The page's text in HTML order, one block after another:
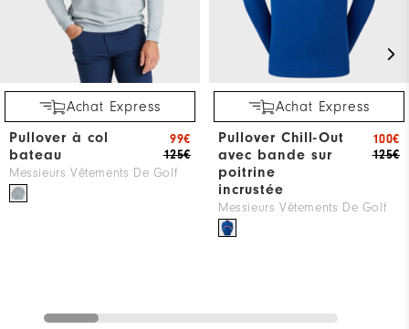
Achat Express
Pullover à col
bateau
Messieurs Vêtements De Golf
125€
99€
Achat Express
Pullover Chill-Out
avec bande sur
poitrine
incrustée
Messieurs Vêtements De Golf
125€
100€